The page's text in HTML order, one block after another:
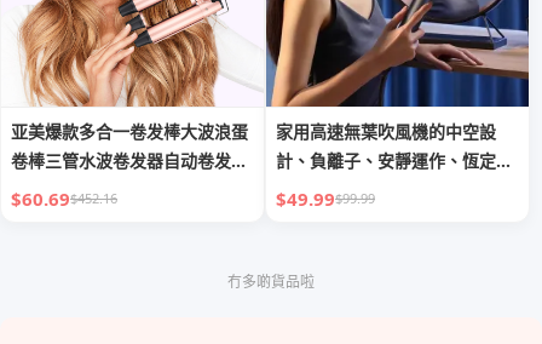
亚美爆款多合一卷发棒大波浪蛋
卷棒三管水波卷发器自动卷发棒
批发
$60.69$452.16
家用高速無葉吹風機的中空設
計、負離子、安靜運作、恆定溫
度、專業沙龍級吹風機
$49.99$99.99
冇多啲貨品啦